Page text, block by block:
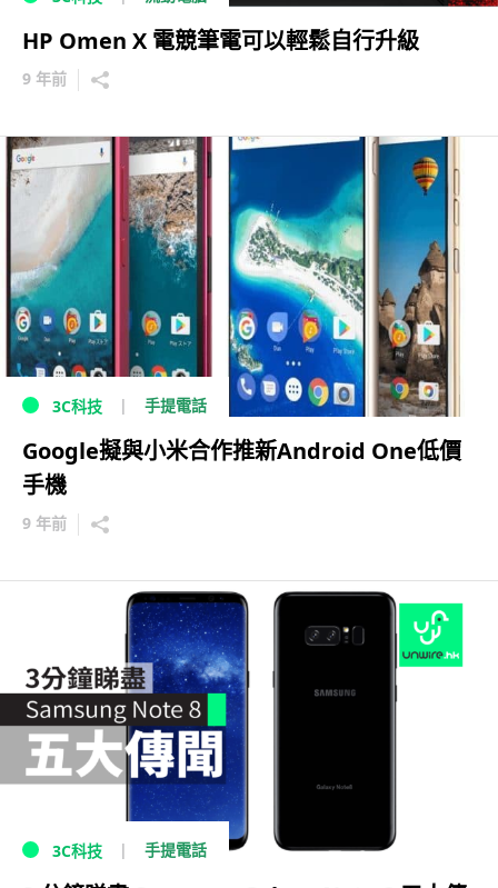
HP Omen X 電競筆電可以輕鬆自行升級
9 年前
3C科技 手提電話
Google擬與小米合作推新Android One低價
手機
9 年前
3C科技 手提電話